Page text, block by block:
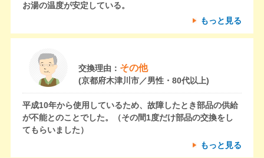
お湯の温度が安定している。
もっと見る
交換理由： その他
(京都府木津川市／男性・80代以上)
平成10年から使用しているため、故障したとき部品の供給
が不能とのことでした。（その間1度だけ部品の交換をし
てもらいました）
もっと見る